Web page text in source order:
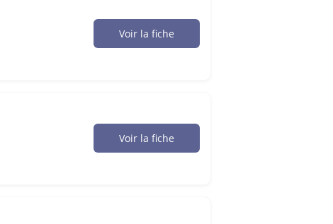
Voir la fiche
Voir la fiche